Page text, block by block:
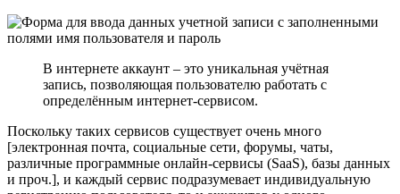
В интернете аккаунт – это уникальная учётная
запись, позволяющая пользователю работать с
определённым интернет-сервисом.
Поскольку таких сервисов существует очень много
[электронная почта, социальные сети, форумы, чаты,
различные программные онлайн-сервисы (SaaS), базы данных
и проч.], и каждый сервис подразумевает индивидуальную